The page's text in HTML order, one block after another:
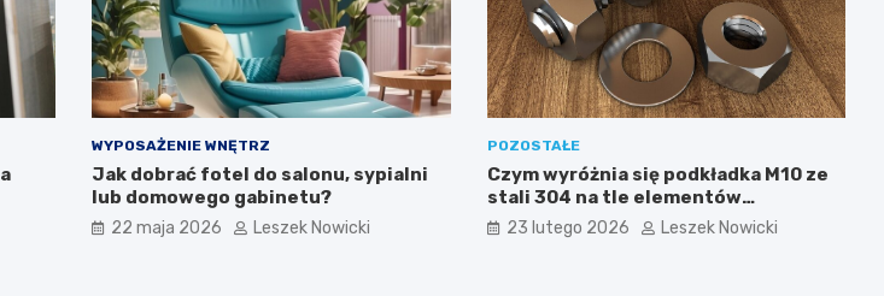
WYPOSAŻENIE WNĘTRZ
Jak dobrać fotel do salonu, sypialni
lub domowego gabinetu?
22 maja 2026 Leszek Nowicki
POZOSTAŁE
Czym wyróżnia się podkładka M10 ze
stali 304 na tle elementów
ocynkowanych?
23 lutego 2026 Leszek Nowicki